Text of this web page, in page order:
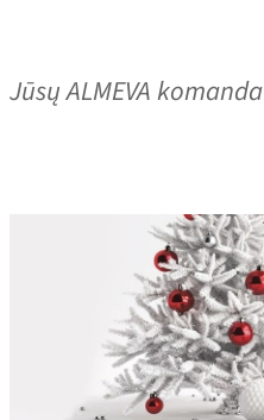
Jūsų ALMEVA komanda